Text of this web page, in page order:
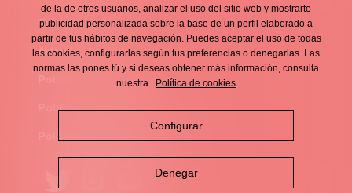
Enllaços
d'interès
Contacto
Footer
Aviso legal
Política de privacidad
Política de cookies
de la de otros usuarios, analizar el uso del sitio web y mostrarte
publicidad personalizada sobre la base de un perfil elaborado a
partir de tus hábitos de navegación. Puedes aceptar el uso de todas
las cookies, configurarlas según tus preferencias o denegarlas. Las
normas las pones tú y si deseas obtener más información, consulta
nuestra
Política de cookies
Configurar
Denegar